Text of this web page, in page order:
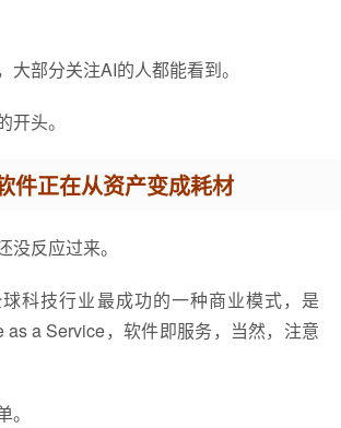
大部分关注AI的人都能看到。
头。
件正在从资产变成耗材
没反应过来。
科技行业最成功的一种商业模式，是
as a Service，软件即服务，当然，注意